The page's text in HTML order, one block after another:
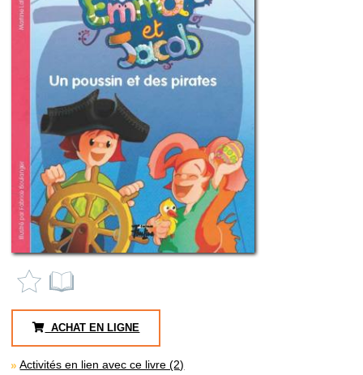
ACHAT EN LIGNE
Activités en lien avec ce livre (2)